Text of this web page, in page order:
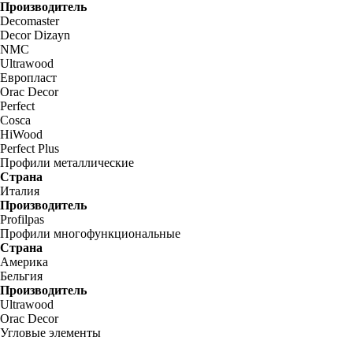
Производитель
Decomaster
Decor Dizayn
NMC
Ultrawood
Европласт
Orac Decor
Perfect
Cosca
HiWood
Perfect Plus
Профили металлические
Страна
Италия
Производитель
Profilpas
Профили многофункциональные
Страна
Америка
Бельгия
Производитель
Ultrawood
Orac Decor
Угловые элементы